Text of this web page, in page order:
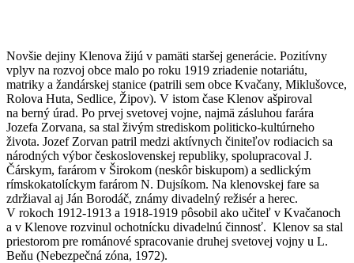
Novšie dejiny Klenova žijú v pamäti staršej generácie. Pozitívny
vplyv na rozvoj obce malo po roku 1919 zriadenie notariátu,
matriky a žandárskej stanice (patrili sem obce Kvačany, Miklušovce,
Rolova Huta, Sedlice, Žipov). V istom čase Klenov ašpiroval
na berný úrad. Po prvej svetovej vojne, najmä zásluhou farára
Jozefa Zorvana, sa stal živým strediskom politicko-kultúrneho
života. Jozef Zorvan patril medzi aktívnych činiteľov rodiacich sa
národných výbor československej republiky, spolupracoval J.
Čárskym, farárom v Širokom (neskôr biskupom) a sedlickým
rímskokatolíckym farárom N. Dujsíkom. Na klenovskej fare sa
zdržiaval aj Ján Borodáč, známy divadelný režisér a herec.
V rokoch 1912-1913 a 1918-1919 pôsobil ako učiteľ v Kvačanoch
a v Klenove rozvinul ochotnícku divadelnú činnosť. Klenov sa stal
priestorom pre románové spracovanie druhej svetovej vojny u L.
Beňu (Nebezpečná zóna, 1972).